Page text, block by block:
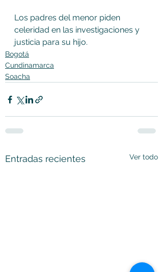
Los padres del menor piden
celeridad en las investigaciones y
justicia para su hijo.
Bogotá
Cundinamarca
Soacha
Entradas recientes Ver todo